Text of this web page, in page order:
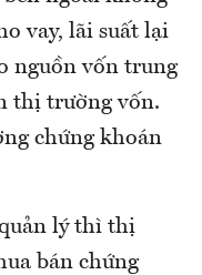
vay, lãi suất lại
nguồn vốn trung
thị trường vốn.
chứng khoán
lý thì thị
bán chứng